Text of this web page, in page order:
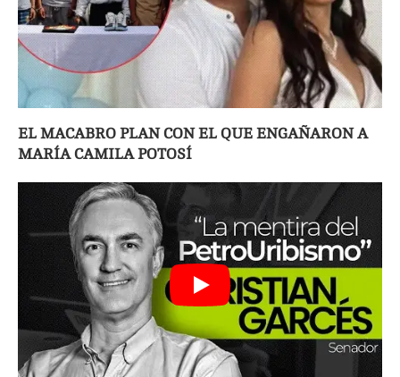
EL MACABRO PLAN CON EL QUE ENGAÑARON A
MARÍA CAMILA POTOSÍ